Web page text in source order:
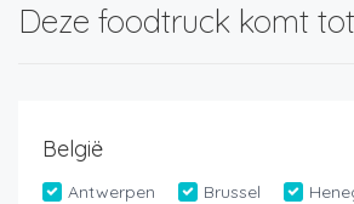
Deze foodtruck komt
België
Antwerpen Brussel